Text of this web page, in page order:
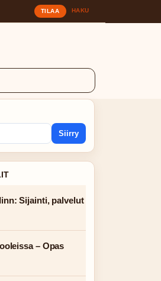
TILAA HAKU
Siirry
Sijainti, palvelut
– Opas